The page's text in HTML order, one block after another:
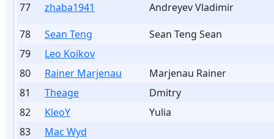
77
zhaba1941
Andreyev Vladimir
78
Sean Teng
Sean Teng Sean
79
Leo Koikov
80
Rainer Marjenau
Marjenau Rainer
81
Theage
Dmitry
82
KleoY
Yulia
83
Mac Wyd